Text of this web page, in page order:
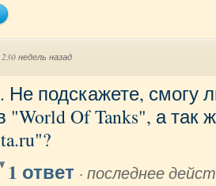
230 недель назад
Не подскажете, смогу
Of Tanks", а так
1 ответ · последнее